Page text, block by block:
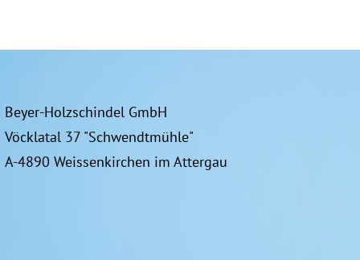
Beyer-Holzschindel GmbH
Vöcklatal 37 "Schwendtmühle"
A-4890 Weissenkirchen im Attergau